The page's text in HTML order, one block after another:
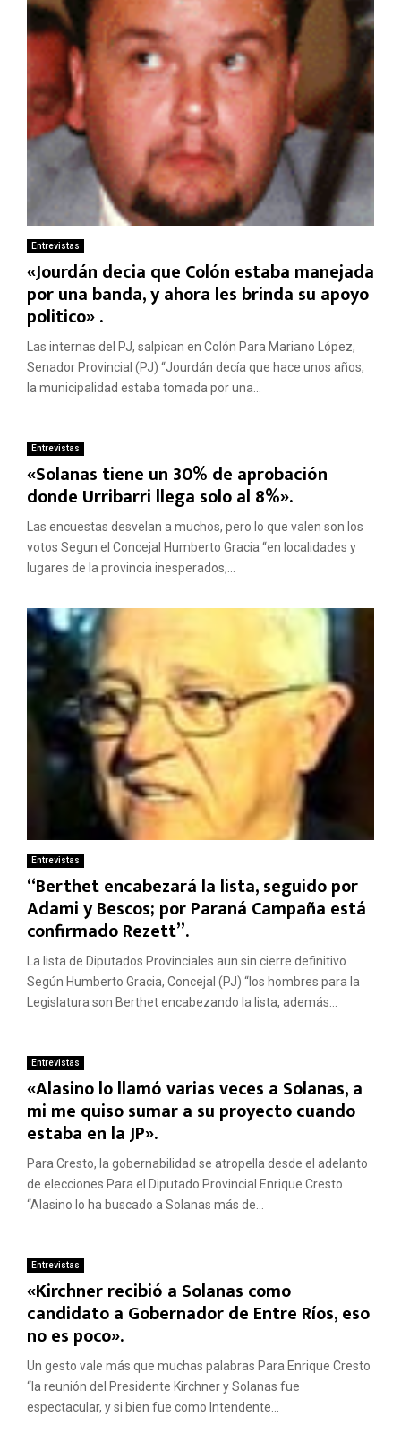
Entrevistas
«Jourdán decia que Colón estaba manejada
por una banda, y ahora les brinda su apoyo
politico» .
Las internas del PJ, salpican en Colón Para Mariano López,
Senador Provincial (PJ) “Jourdán decía que hace unos años,
la municipalidad estaba tomada por una...
Entrevistas
«Solanas tiene un 30% de aprobación
donde Urribarri llega solo al 8%».
Las encuestas desvelan a muchos, pero lo que valen son los
votos Segun el Concejal Humberto Gracia “en localidades y
lugares de la provincia inesperados,...
Entrevistas
“Berthet encabezará la lista, seguido por
Adami y Bescos; por Paraná Campaña está
confirmado Rezett”.
La lista de Diputados Provinciales aun sin cierre definitivo
Según Humberto Gracia, Concejal (PJ) “los hombres para la
Legislatura son Berthet encabezando la lista, además...
Entrevistas
«Alasino lo llamó varias veces a Solanas, a
mi me quiso sumar a su proyecto cuando
estaba en la JP».
Para Cresto, la gobernabilidad se atropella desde el adelanto
de elecciones Para el Diputado Provincial Enrique Cresto
“Alasino lo ha buscado a Solanas más de...
Entrevistas
«Kirchner recibió a Solanas como
candidato a Gobernador de Entre Ríos, eso
no es poco».
Un gesto vale más que muchas palabras Para Enrique Cresto
“la reunión del Presidente Kirchner y Solanas fue
espectacular, y si bien fue como Intendente...